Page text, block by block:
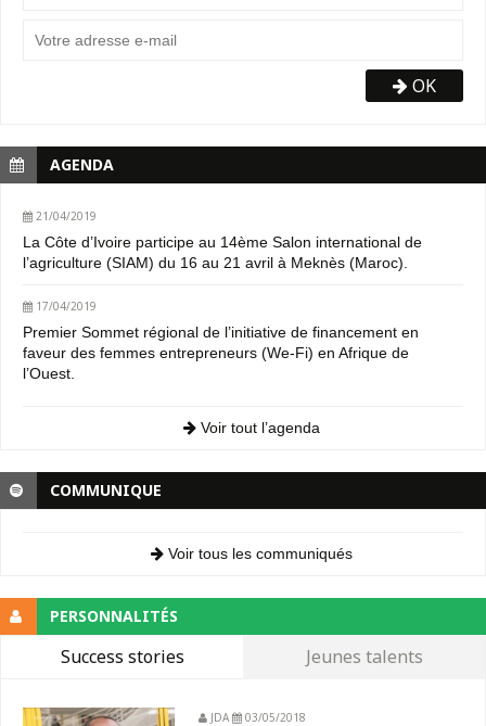
OK
AGENDA
21/04/2019
La Côte d’Ivoire participe au 14ème Salon international de
l’agriculture (SIAM) du 16 au 21 avril à Meknès (Maroc).
17/04/2019
Premier Sommet régional de l’initiative de financement en
faveur des femmes entrepreneurs (We-Fi) en Afrique de
l’Ouest.
Voir tout l’agenda
COMMUNIQUE
Voir tous les communiqués
PERSONNALITÉS
Success stories Jeunes talents
JDA 03/05/2018